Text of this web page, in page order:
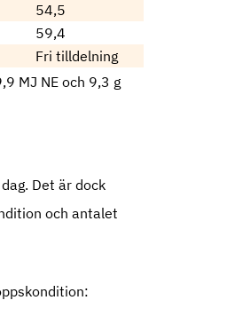
54,5
59,4
Fri tilldelning
MJ NE och 9,3 g
Det är dock
och antalet